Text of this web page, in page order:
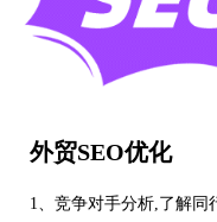
外贸SEO优化
1、竞争对手分析,了解同